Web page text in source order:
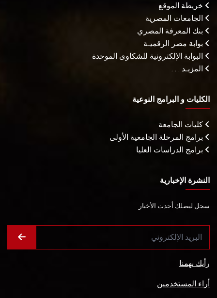
خريطة الموقع
الجامعات المصرية
بنك المعرفة المصري
بوابة مصر الرقميـة
البوابة الإلكترونية للشكاوى الموحدة
المزيـد . . .
الكليات و البرامج النوعية
كليات الجامعة
برامج المرحلة الجامعية الأولى
برامج الدراسات العليا
النشرة الإخبارية
سجل ليصلك أحدث الأخبار
رأيك يهمنا
أراء المستخدمين